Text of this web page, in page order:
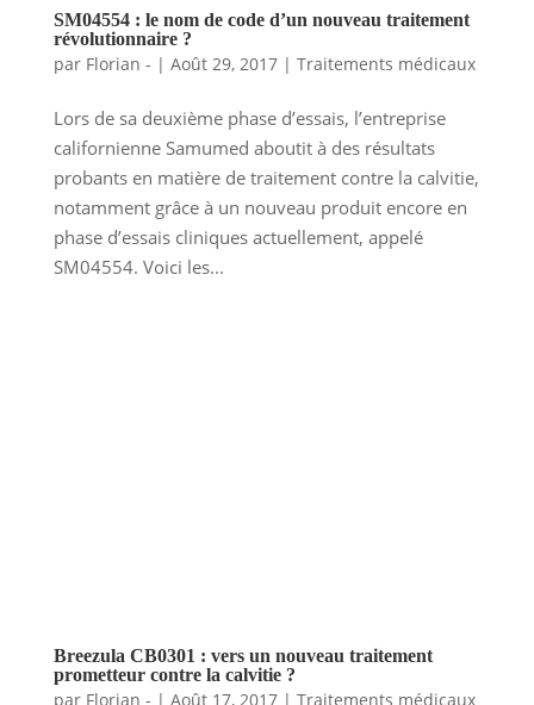
SM04554 : le nom de code d’un nouveau traitement
révolutionnaire ?
par Florian - | Août 29, 2017| Traitements médicaux
Lors de sa deuxième phase d’essais, l’entreprise
californienne Samumed aboutit à des résultats
probants en matière de traitement contre la calvitie,
notamment grâce à un nouveau produit encore en
phase d’essais cliniques actuellement, appelé
SM04554. Voici les...
Breezula CB0301 : vers un nouveau traitement
prometteur contre la calvitie ?
par Florian - | Août 17, 2017| Traitements médicaux